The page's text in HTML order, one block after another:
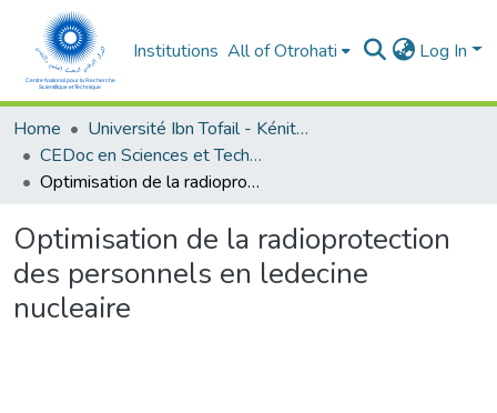
Institutions All of Otrohati Log In
Home
Université Ibn Tofail - Kénitra
CEDoc en Sciences et Techniques et Sciences Médicales (CED - STSM)
Optimisation de la radioprotection des personnels en ledecine nucleaire
Optimisation de la radioprotection
des personnels en ledecine
nucleaire